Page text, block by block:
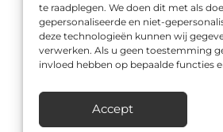
te raadplegen. We doen dit met als
gepersonaliseerde en niet-
deze technologieën kunnen wij
verwerken. Als u geen toestemming
invloed hebben op bepaalde functies
Accept